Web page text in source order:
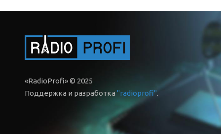
«RadioProfi» © 2025
Поддержка и разработка"radioprofi".